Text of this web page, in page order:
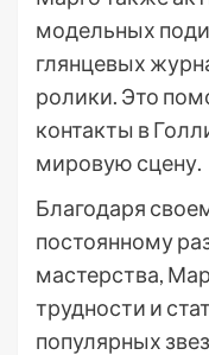
модельных
глянцевых
ролики. Это
контакты в
мировую сцену.
Благодаря
постоянному
мастерства,
трудности и
популярных